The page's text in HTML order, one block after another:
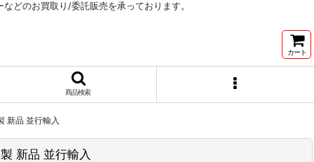
どのお買取り/委託販売を承っております。
カート
商品検索
新品 並行輸入
新品 並行輸入